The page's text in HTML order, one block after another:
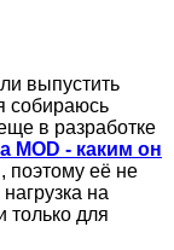
выпустить
собираюсь
в разработке
MOD - каким он
поэтому её не
на
только для